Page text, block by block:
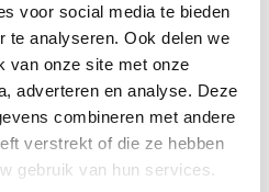
voor social media te bieden
te analyseren. Ook delen we
van onze site met onze
adverteren en analyse. Deze
combineren met andere
verstrekt of die ze hebben
gebruik van hun services.
wat naar de plus te
dan 18/19 graden. Bij een te
in slaap (je lichaam
en slaap je ook minder lekker
kan een extra deken